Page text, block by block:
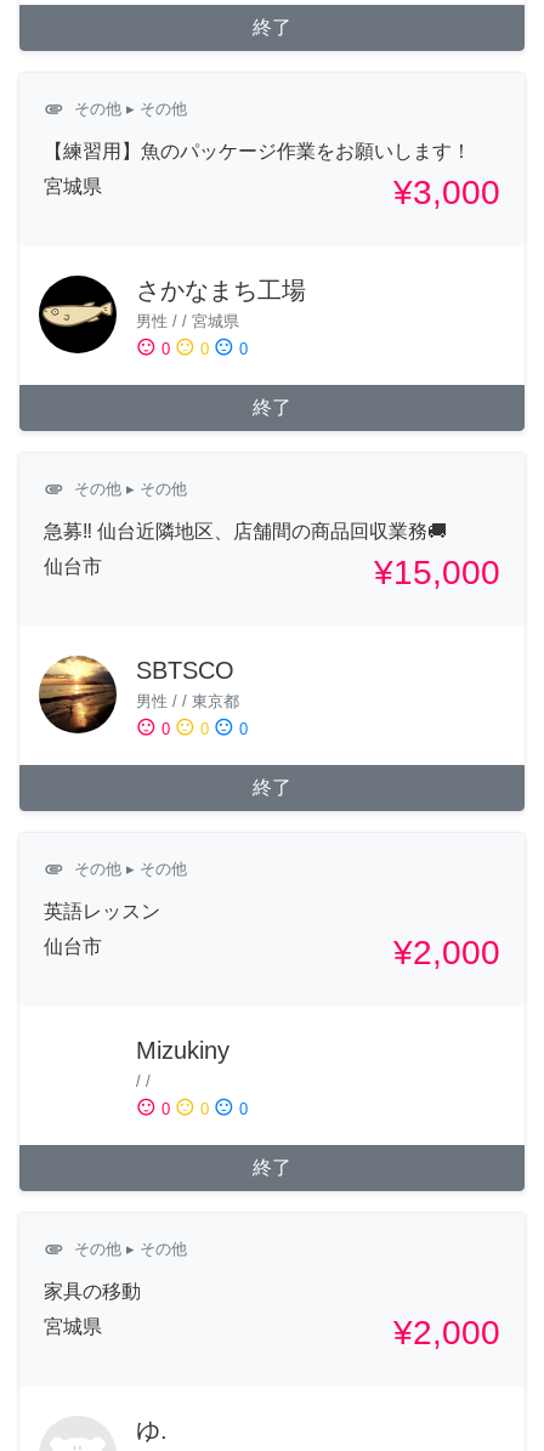
終了
attachment その他 ▸ その他
【練習用】魚のパッケージ作業をお願いします！
宮城県
¥3,000
さかなまち工場
男性 / / 宮城県
sentiment_satisfied 0 sentiment_neutral 0 sentiment_dissatisfied 0
終了
attachment その他 ▸ その他
急募‼︎ 仙台近隣地区、店舗間の商品回収業務🚚
仙台市
¥15,000
SBTSCO
男性 / / 東京都
sentiment_satisfied 0 sentiment_neutral 0 sentiment_dissatisfied 0
終了
attachment その他 ▸ その他
英語レッスン
仙台市
¥2,000
Mizukiny
/ /
sentiment_satisfied 0 sentiment_neutral 0 sentiment_dissatisfied 0
終了
attachment その他 ▸ その他
家具の移動
宮城県
¥2,000
ゆ.